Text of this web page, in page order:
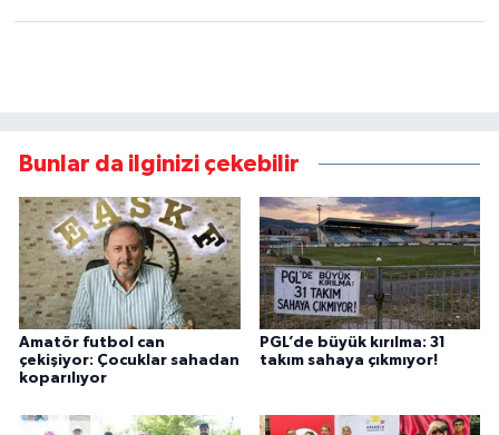
Bunlar da ilginizi çekebilir
Amatör futbol can
çekişiyor: Çocuklar sahadan
koparılıyor
PGL’de büyük kırılma: 31
takım sahaya çıkmıyor!